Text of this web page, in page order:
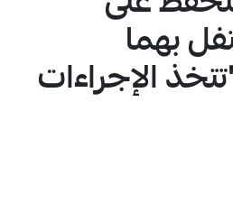
بهما
الإجراءات